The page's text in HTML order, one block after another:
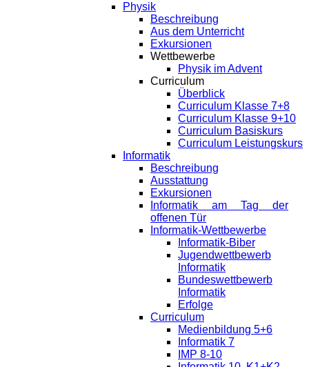
Physik
Beschreibung
Aus dem Unterricht
Exkursionen
Wettbewerbe
Physik im Advent
Curriculum
Überblick
Curriculum Klasse 7+8
Curriculum Klasse 9+10
Curriculum Basiskurs
Curriculum Leistungskurs
Informatik
Beschreibung
Ausstattung
Exkursionen
Informatik am Tag der
offenen Tür
Informatik-Wettbewerbe
Informatik-Biber
Jugendwettbewerb
Informatik
Bundeswettbewerb
Informatik
Erfolge
Curriculum
Medienbildung 5+6
Informatik 7
IMP 8-10